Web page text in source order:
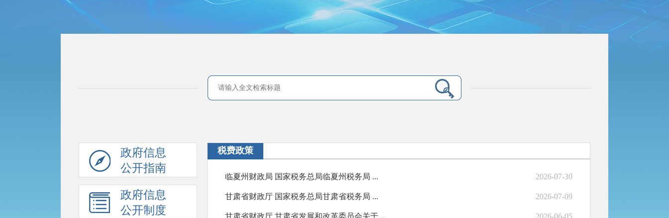
政府信息
公开指南
政府信息
公开制度
税费政策
临夏州财政局 国家税务总局临夏州税务局 ... 2026-07-30
甘肃省财政厅 国家税务总局甘肃省税务局 ... 2026-07-09
甘肃省财政厅 甘肃省发展和改革委员会关于... 2026-06-05